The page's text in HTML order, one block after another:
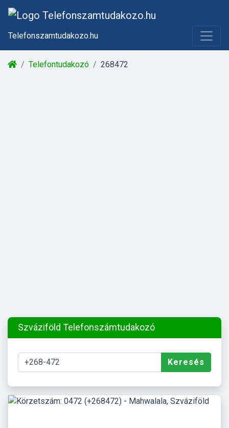
Telefonszamtudakozo.hu
Telefontudakozó 268472
Szváziföld Telefonszámtudakozó
Keresés